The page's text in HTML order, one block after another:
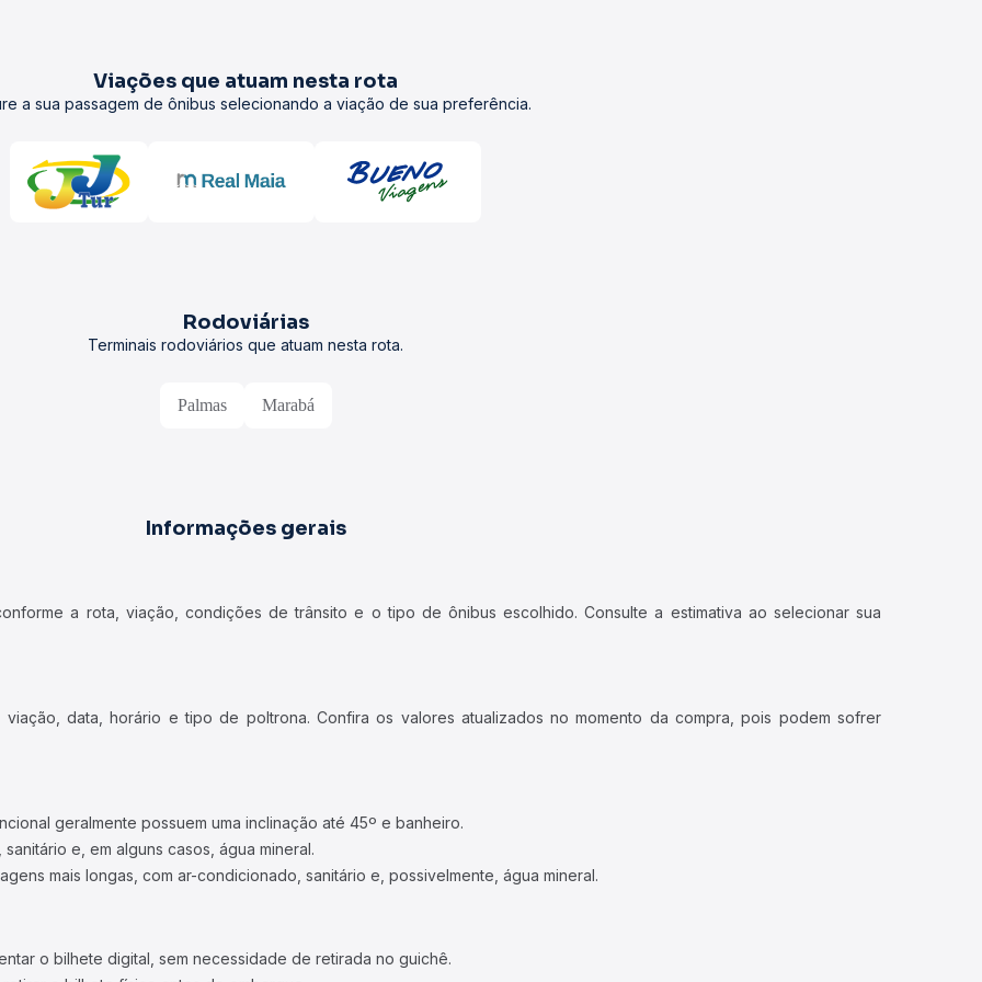
Viações que atuam nesta rota
a sua passagem de ônibus selecionando a viação de sua preferência.
Rodoviárias
Terminais rodoviários que atuam nesta rota.
Palmas Marabá
Informações gerais
a rota, viação, condições de trânsito e o tipo de ônibus escolhido. Consulte a estimativa ao selecionar sua
data, horário e tipo de poltrona. Confira os valores atualizados no momento da compra, pois podem sofrer
geralmente possuem uma inclinação até 45º e banheiro.
e, em alguns casos, água mineral.
mais longas, com ar-condicionado, sanitário e, possivelmente, água mineral.
o bilhete digital, sem necessidade de retirada no guichê.